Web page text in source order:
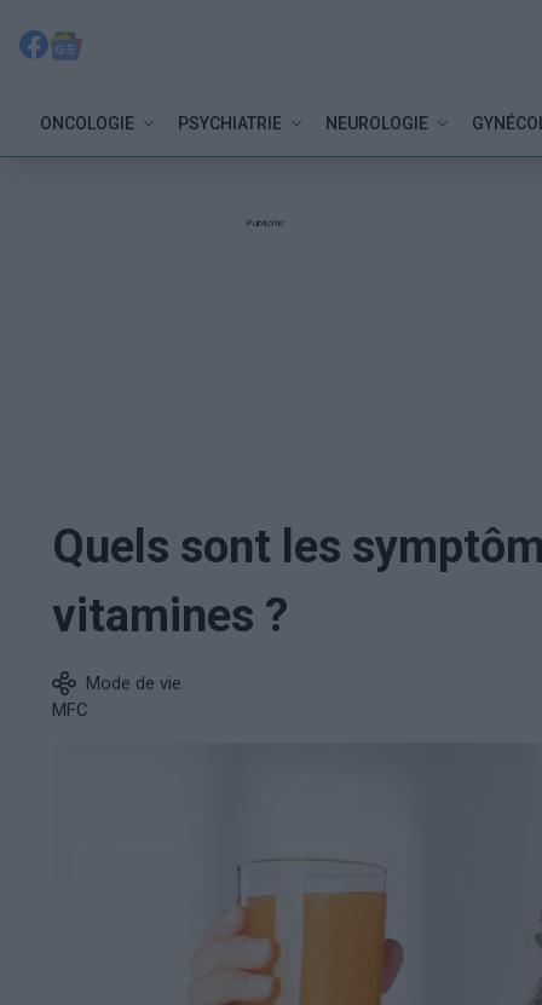
ONCOLOGIE PSYCHIATRIE NEUROLOGIE
Publicité:
Quels sont les
vitamines ?
Mode de vie
MFC